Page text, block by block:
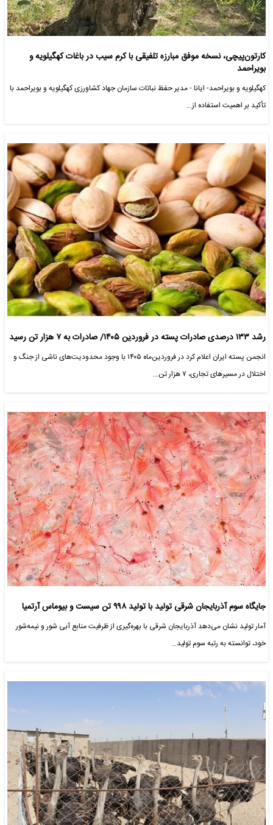
کارتون‌پیچی، نسخه موفق مبارزه تلفیقی با کرم سیب در باغات کهگیلویه و
بویراحمد
کهگیلویه و بویراحمد- ایانا - مدیر حفظ نباتات سازمان جهاد کشاورزی کهگیلویه و بویراحمد با
تأکید بر اهمیت استفاده از…
رشد ۱۳۳ درصدی صادرات پسته در فروردین ۱۴۰۵/ صادرات به ۷ هزار تن رسید
انجمن پسته ایران اعلام کرد در فروردین‌ماه ۱۴۰۵ با وجود محدودیت‌های ناشی از جنگ و
اختلال در مسیرهای تجاری، ۷ هزار تن…
جایگاه سوم آذربایجان شرقی تولید با تولید ۹۹۸ تن سیست و بیوماس آرتمیا
آمار تولید نشان می‌دهد آذربایجان شرقی با بهره‌گیری از ظرفیت منابع آبی شور و نیمه‌شور
خود، توانسته به رتبه سوم تولید…